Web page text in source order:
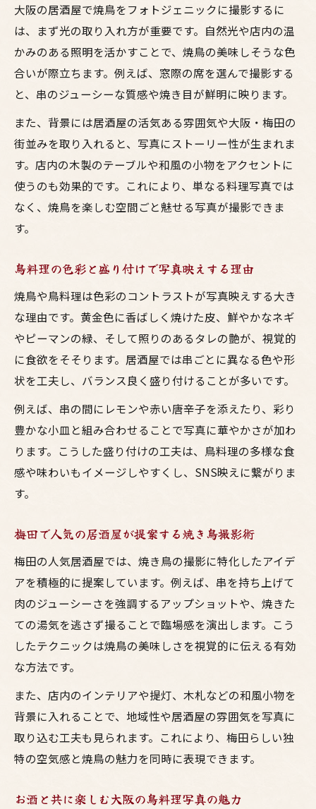
大阪の居酒屋で焼鳥をフォトジェニックに撮影するに
は、まず光の取り入れ方が重要です。自然光や店内の温
かみのある照明を活かすことで、焼鳥の美味しそうな色
合いが際立ちます。例えば、窓際の席を選んで撮影する
と、串のジューシーな質感や焼き目が鮮明に映ります。
また、背景には居酒屋の活気ある雰囲気や大阪・梅田の
街並みを取り入れると、写真にストーリー性が生まれま
す。店内の木製のテーブルや和風の小物をアクセントに
使うのも効果的です。これにより、単なる料理写真では
なく、焼鳥を楽しむ空間ごと魅せる写真が撮影できま
す。
鳥料理の色彩と盛り付けで写真映えする理由
焼鳥や鳥料理は色彩のコントラストが写真映えする大き
な理由です。黄金色に香ばしく焼けた皮、鮮やかなネギ
やピーマンの緑、そして照りのあるタレの艶が、視覚的
に食欲をそそります。居酒屋では串ごとに異なる色や形
状を工夫し、バランス良く盛り付けることが多いです。
例えば、串の間にレモンや赤い唐辛子を添えたり、彩り
豊かな小皿と組み合わせることで写真に華やかさが加わ
ります。こうした盛り付けの工夫は、鳥料理の多様な食
感や味わいもイメージしやすくし、SNS映えに繋がりま
す。
梅田で人気の居酒屋が提案する焼き鳥撮影術
梅田の人気居酒屋では、焼き鳥の撮影に特化したアイデ
アを積極的に提案しています。例えば、串を持ち上げて
肉のジューシーさを強調するアップショットや、焼きた
ての湯気を逃さず撮ることで臨場感を演出します。こう
したテクニックは焼鳥の美味しさを視覚的に伝える有効
な方法です。
また、店内のインテリアや提灯、木札などの和風小物を
背景に入れることで、地域性や居酒屋の雰囲気を写真に
取り込む工夫も見られます。これにより、梅田らしい独
特の空気感と焼鳥の魅力を同時に表現できます。
お酒と共に楽しむ大阪の鳥料理写真の魅力